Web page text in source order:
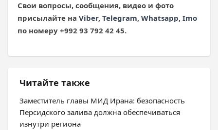
Свои вопросы, сообщения, видео и фото
присылайте на Viber, Telegram, Whatsapp, Imo
по номеру +992 93 792 42 45.
Читайте также
Заместитель главы МИД Ирана: безопасность
Персидского залива должна обеспечиваться
изнутри региона